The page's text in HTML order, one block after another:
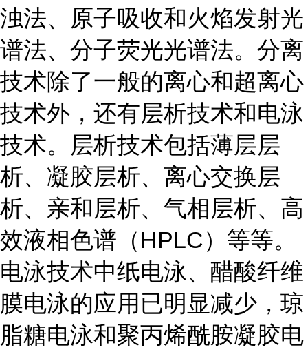
浊法、原子吸收和火焰发射光
谱法、分子荧光光谱法。分离
技术除了一般的离心和超离心
技术外，还有层析技术和电泳
技术。层析技术包括薄层层
析、凝胶层析、离心交换层
析、亲和层析、气相层析、高
效液相色谱（HPLC）等等。
电泳技术中纸电泳、醋酸纤维
膜电泳的应用已明显减少，琼
脂糖电泳和聚丙烯酰胺凝胶电